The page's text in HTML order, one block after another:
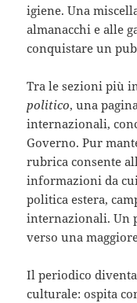
igiene. Una
almanacchi e alle
conquistare un
Tra le sezioni più
politico, una
internazionali,
Governo. Pur
rubrica consente
informazioni da
politica estera,
internazionali. Un
verso una
Il periodico
culturale: ospita